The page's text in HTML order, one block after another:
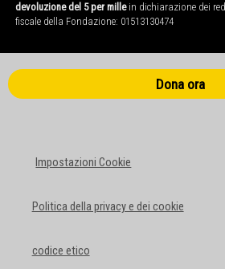
devoluzione del 5 per millein dichiarazione dei
fiscale della Fondazione: 01513130474
Dona ora
Impostazioni Cookie
Politica della privacy e dei cookie
codice etico